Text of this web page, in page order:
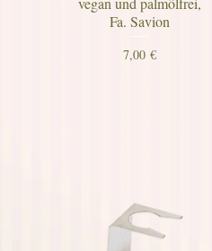
Fa. Savion
Preis
7,00 €